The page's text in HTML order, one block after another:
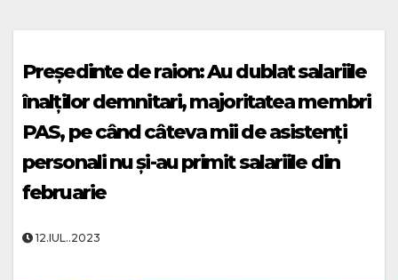
Președinte de raion: Au dublat salariile
înalților demnitari, majoritatea membri
PAS, pe când câteva mii de asistenți
personali nu și-au primit salariile din
februarie
12.IUL..2023